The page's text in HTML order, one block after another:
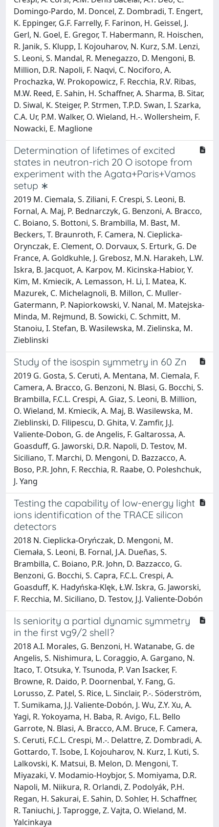
Domingo-Pardo, M. Doncel, Z. Dombradi, T. Engert,
K. Eppinger, G.F. Farrelly, F. Farinon, H. Geissel, J.
Gerl, N. Goel, E. Gregor, T. Habermann, R. Hoischen,
R. Janik, S. Klupp, I. Kojouharov, N. Kurz, S.M. Lenzi,
S. Leoni, S. Mandal, R. Menegazzo, D. Mengoni, B.
Million, D.R. Napoli, F. Naqvi, C. Nociforo, A.
Prochazka, W. Prokopowicz, F. Recchia, R.V. Ribas,
M.W. Reed, E. Sahin, H. Schaffner, A. Sharma, B. Sitar,
D. Siwal, K. Steiger, P. Strmen, T.P.D. Swan, I. Szarka,
C.A. Ur, P.M. Walker, O. Wieland, H.-. Wollersheim, F.
Nowacki, E. Maglione
Determination of lifetimes of excited
states in neutron-rich 20 O isotope from
experiment with the Agata+Paris+Vamos
setup ∗
2019 M. Ciemala, S. Ziliani, F. Crespi, S. Leoni, B.
Fornal, A. Maj, P. Bednarczyk, G. Benzoni, A. Bracco,
C. Boiano, S. Bottoni, S. Brambilla, M. Bast, M.
Beckers, T. Braunroth, F. Camera, N. Cieplicka-
Orynczak, E. Clement, O. Dorvaux, S. Erturk, G. De
France, A. Goldkuhle, J. Grebosz, M.N. Harakeh, L.W.
Iskra, B. Jacquot, A. Karpov, M. Kicinska-Habior, Y.
Kim, M. Kmiecik, A. Lemasson, H. Li, I. Matea, K.
Mazurek, C. Michelagnoli, B. Millon, C. Muller-
Gatermann, P. Napiorkowski, V. Nanal, M. Matejska-
Minda, M. Rejmund, B. Sowicki, C. Schmitt, M.
Stanoiu, I. Stefan, B. Wasilewska, M. Zielinska, M.
Zieblinski
Study of the isospin symmetry in 60 Zn
2019 G. Gosta, S. Ceruti, A. Mentana, M. Ciemala, F.
Camera, A. Bracco, G. Benzoni, N. Blasi, G. Bocchi, S.
Brambilla, F.C.L. Crespi, A. Giaz, S. Leoni, B. Million,
O. Wieland, M. Kmiecik, A. Maj, B. Wasilewska, M.
Zieblinski, D. Filipescu, D. Ghita, V. Zamfir, J.J.
Valiente-Dobon, G. de Angelis, F. Galtarossa, A.
Goasduff, G. Jaworski, D.R. Napoli, D. Testov, M.
Siciliano, T. Marchi, D. Mengoni, D. Bazzacco, A.
Boso, P.R. John, F. Recchia, R. Raabe, O. Poleshchuk,
J. Yang
Testing the capability of low-energy light
ions identification of the TRACE silicon
detectors
2018 N. Cieplicka-Oryńczak, D. Mengoni, M.
Ciemała, S. Leoni, B. Fornal, J.A. Dueñas, S.
Brambilla, C. Boiano, P.R. John, D. Bazzacco, G.
Benzoni, G. Bocchi, S. Capra, F.C.L. Crespi, A.
Goasduff, K. Hadyńska-Klęk, Ł.W. Iskra, G. Jaworski,
F. Recchia, M. Siciliano, D. Testov, J.J. Valiente-Dobón
Is seniority a partial dynamic symmetry
in the first νg9/2 shell?
2018 A.I. Morales, G. Benzoni, H. Watanabe, G. de
Angelis, S. Nishimura, L. Coraggio, A. Gargano, N.
Itaco, T. Otsuka, Y. Tsunoda, P. Van Isacker, F.
Browne, R. Daido, P. Doornenbal, Y. Fang, G.
Lorusso, Z. Patel, S. Rice, L. Sinclair, P.-. Söderström,
T. Sumikama, J.J. Valiente-Dobón, J. Wu, Z.Y. Xu, A.
Yagi, R. Yokoyama, H. Baba, R. Avigo, F.L. Bello
Garrote, N. Blasi, A. Bracco, A.M. Bruce, F. Camera,
S. Ceruti, F.C.L. Crespi, M.-. Delattre, Z. Dombradi, A.
Gottardo, T. Isobe, I. Kojouharov, N. Kurz, I. Kuti, S.
Lalkovski, K. Matsui, B. Melon, D. Mengoni, T.
Miyazaki, V. Modamio-Hoybjor, S. Momiyama, D.R.
Napoli, M. Niikura, R. Orlandi, Z. Podolyák, P.H.
Regan, H. Sakurai, E. Sahin, D. Sohler, H. Schaffner,
R. Taniuchi, J. Taprogge, Z. Vajta, O. Wieland, M.
Yalcinkaya